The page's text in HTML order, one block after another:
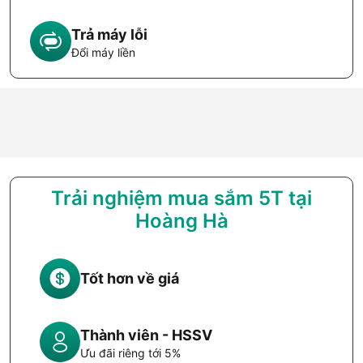
Trả máy lỗi
Đổi máy liền
Trải nghiệm mua sắm 5T tại
Hoàng Hà
Tốt hơn về giá
Thành viên - HSSV
Ưu đãi riêng tới 5%